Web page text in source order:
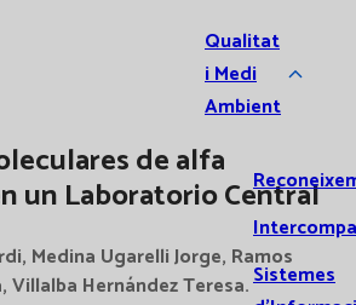
Qualitat
i Medi
Ambient
Sistemes
de alfa
un Laboratorio Central
Medina Ugarelli Jorge, Ramos
Villalba Hernández Teresa.